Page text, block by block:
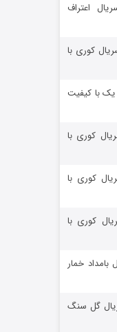
جهان
اعتراف
کوری با
با کیفیت
کوری با
کوری با
کوری با
خمار
گل سنگ